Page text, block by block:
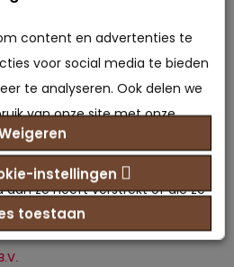
elektrisch
/ Geef beoordeling
content en advertenties te
voor social media te bieden
te analyseren. Ook delen we
van onze site met onze
adverteren en analyse. Deze
combineren met
aan ze heeft verstrekt of die ze
van uw gebruik van hun
instellingen
toestaan